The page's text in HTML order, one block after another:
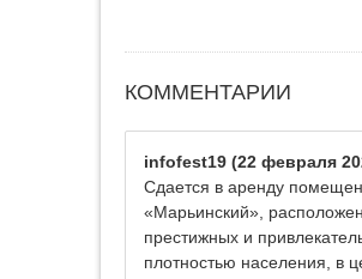
КОММЕНТАРИИ
infofest19 (22 февраля
Сдается в аренду
«Марьинский»,
престижных и
плотностью населения, в